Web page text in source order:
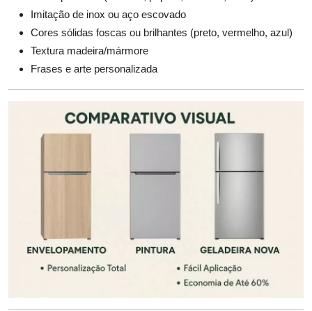
Imitação de inox ou aço escovado
Cores sólidas foscas ou brilhantes (preto, vermelho, azul)
Textura madeira/mármore
Frases e arte personalizada